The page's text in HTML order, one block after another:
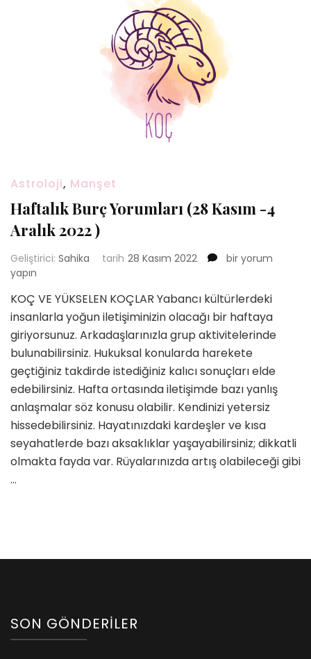
Astroloji, Manşet
Haftalık Burç Yorumları (28 Kasım -4
Aralık 2022 )
Geliştirici: Sahika tarih 28 Kasım 2022
Haftalık
(28
Kasım
-4
2022
)
için
bir yorum
yapın
KOÇ VE YÜKSELEN KOÇLAR Yabancı kültürlerdeki
insanlarla yoğun iletişiminizin olacağı bir haftaya
giriyorsunuz. Arkadaşlarınızla grup aktivitelerinde
bulunabilirsiniz. Hukuksal konularda harekete
geçtiğiniz takdirde istediğiniz kalıcı sonuçları elde
edebilirsiniz. Hafta ortasında iletişimde bazı yanlış
anlaşmalar söz konusu olabilir. Kendinizi yetersiz
hissedebilirsiniz. Hayatınızdaki kardeşler ve kısa
seyahatlerde bazı aksaklıklar yaşayabilirsiniz; dikkatli
olmakta fayda var. Rüyalarınızda artış olabileceği gibi
…
SON GÖNDERILER